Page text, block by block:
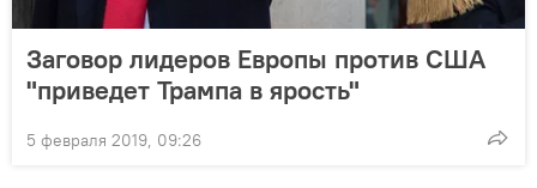
Заговор лидеров Европы против США
"приведет Трампа в ярость"
5 февраля 2019, 09:26